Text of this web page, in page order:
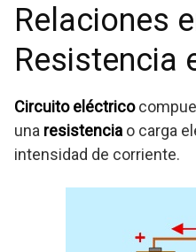
Relaciones
Resistencia
Circuito eléctrico
una resistencia o carga
intensidad de corriente.